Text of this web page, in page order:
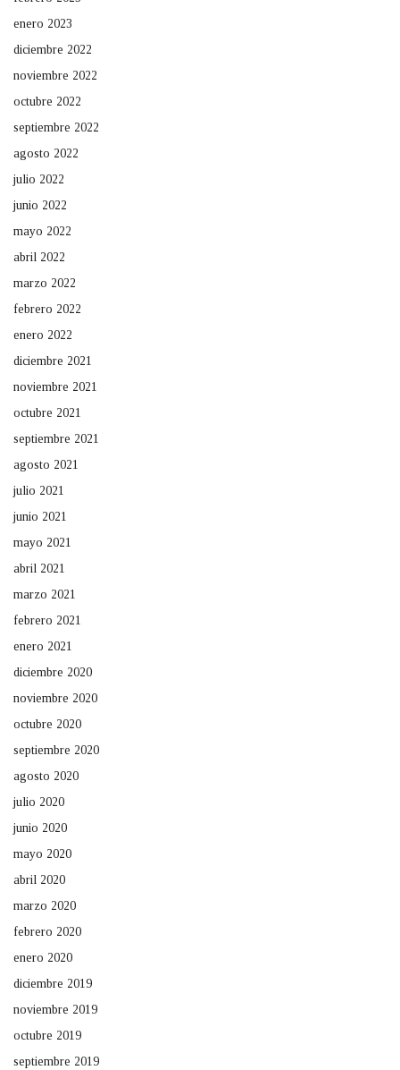
enero 2023
diciembre 2022
noviembre 2022
octubre 2022
septiembre 2022
agosto 2022
julio 2022
junio 2022
mayo 2022
abril 2022
marzo 2022
febrero 2022
enero 2022
diciembre 2021
noviembre 2021
octubre 2021
septiembre 2021
agosto 2021
julio 2021
junio 2021
mayo 2021
abril 2021
marzo 2021
febrero 2021
enero 2021
diciembre 2020
noviembre 2020
octubre 2020
septiembre 2020
agosto 2020
julio 2020
junio 2020
mayo 2020
abril 2020
marzo 2020
febrero 2020
enero 2020
diciembre 2019
noviembre 2019
octubre 2019
septiembre 2019